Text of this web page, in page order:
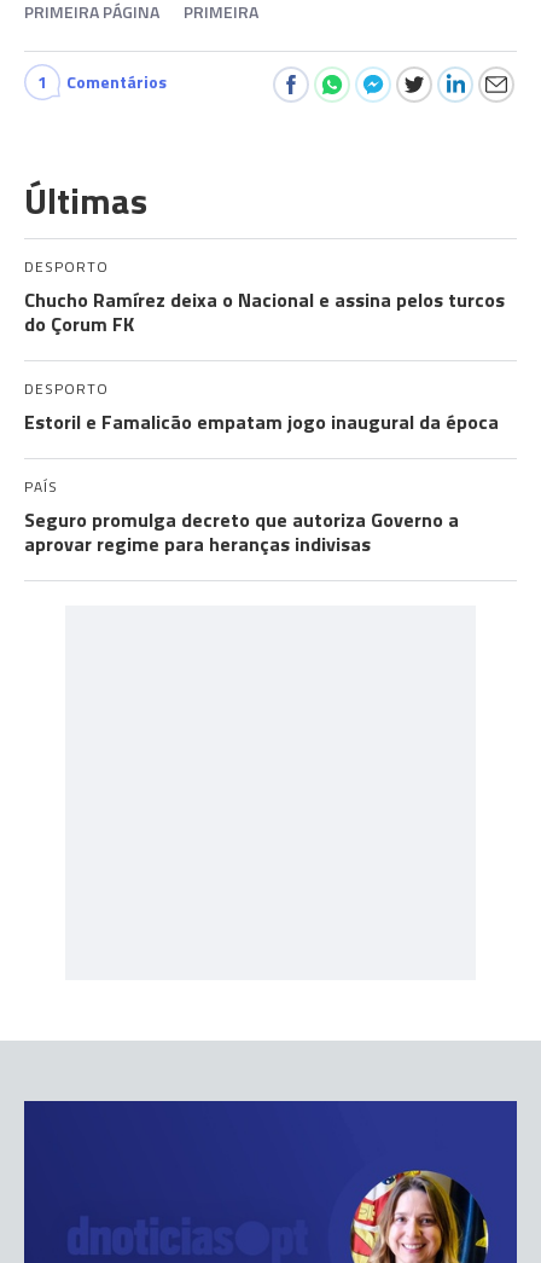
PRIMEIRA PÁGINA PRIMEIRA
1 Comentários
Últimas
DESPORTO
Chucho Ramírez deixa o Nacional e assina pelos turcos
do Çorum FK
DESPORTO
Estoril e Famalicão empatam jogo inaugural da época
PAÍS
Seguro promulga decreto que autoriza Governo a
aprovar regime para heranças indivisas